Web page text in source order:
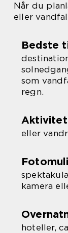
Når du
eller
Bedste
som
regn.
eller
kamera
hoteller,